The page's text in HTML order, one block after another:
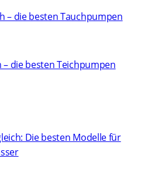
– die besten Tauchpumpen
die besten Teichpumpen
Die besten Modelle für